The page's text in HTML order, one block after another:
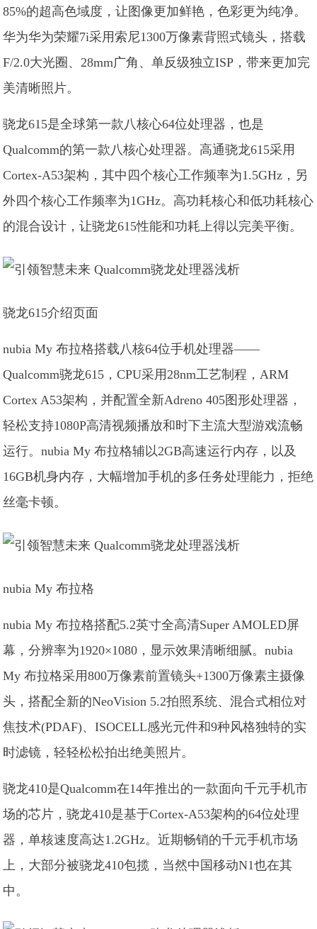
85%的超高色域度，让图像更加鲜艳，色彩更为纯净。
华为华为荣耀7i采用索尼1300万像素背照式镜头，搭载
F/2.0大光圈、28mm广角、单反级独立ISP，带来更加完
美清晰照片。
骁龙615是全球第一款八核心64位处理器，也是
Qualcomm的第一款八核心处理器。高通骁龙615采用
Cortex-A53架构，其中四个核心工作频率为1.5GHz，另
外四个核心工作频率为1GHz。高功耗核心和低功耗核心
的混合设计，让骁龙615性能和功耗上得以完美平衡。
骁龙615介绍页面
nubia My 布拉格搭载八核64位手机处理器——
Qualcomm骁龙615，CPU采用28nm工艺制程，ARM
Cortex A53架构，并配置全新Adreno 405图形处理器，
轻松支持1080P高清视频播放和时下主流大型游戏流畅
运行。nubia My 布拉格辅以2GB高速运行内存，以及
16GB机身内存，大幅增加手机的多任务处理能力，拒绝
丝毫卡顿。
nubia My 布拉格
nubia My 布拉格搭配5.2英寸全高清Super AMOLED屏
幕，分辨率为1920×1080，显示效果清晰细腻。nubia
My 布拉格采用800万像素前置镜头+1300万像素主摄像
头，搭配全新的NeoVision 5.2拍照系统、混合式相位对
焦技术(PDAF)、ISOCELL感光元件和9种风格独特的实
时滤镜，轻轻松松拍出绝美照片。
骁龙410是Qualcomm在14年推出的一款面向千元手机市
场的芯片，骁龙410是基于Cortex-A53架构的64位处理
器，单核速度高达1.2GHz。近期畅销的千元手机市场
上，大部分被骁龙410包揽，当然中国移动N1也在其
中。